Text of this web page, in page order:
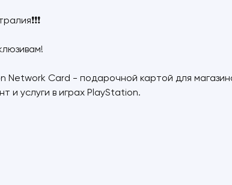
Network Card - подарочной картой для
и услуги в играх PlayStation.